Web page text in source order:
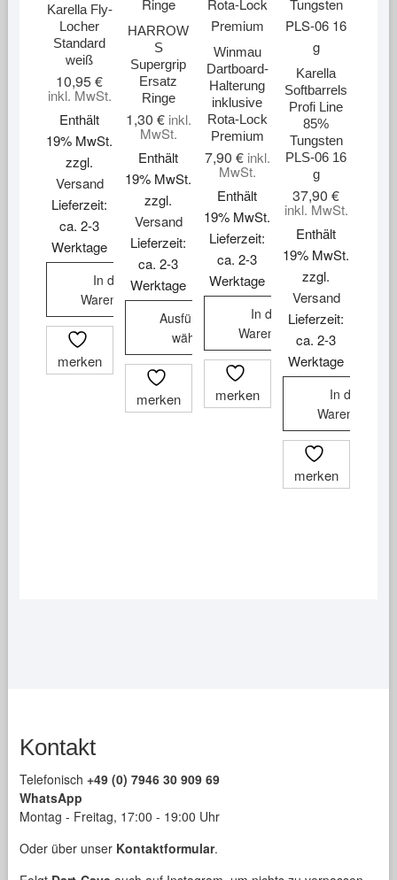
Karella Fly-
Locher
Standard
weiß
10,95€
inkl. MwSt.
Enthält
19% MwSt.
zzgl.
Versand
Lieferzeit:
ca. 2-3
Werktage
In den
Warenkorb
merken
HARROW
S
Supergrip
Ersatz
Ringe
1,30 € inkl.
MwSt.
Enthält
19% MwSt.
zzgl.
Versand
Lieferzeit:
ca. 2-3
Werktage
Ausführung
wählen
Dieses
Produkt
weist
merken
Winmau
Dartboard-
Halterung
inklusive
Rota-Lock
Premium
7,90 € inkl.
MwSt.
Enthält
19% MwSt.
Lieferzeit:
ca. 2-3
Werktage
In den
Warenkorb
merken
Karella
Softbarrels
Profi Line
85%
Tungsten
PLS-06 16
g
37,90€
inkl. MwSt.
Enthält
19% MwSt.
zzgl.
Versand
Lieferzeit:
ca. 2-3
Werktage
In den
Warenkorb
merken
Kontakt
Telefonisch +49 (0) 7946 30 909 69
WhatsApp
Montag - Freitag, 17:00 - 19:00 Uhr
Oder über unser Kontaktformular.